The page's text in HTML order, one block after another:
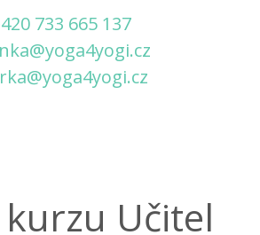
733 665 137
kurzu Učitel